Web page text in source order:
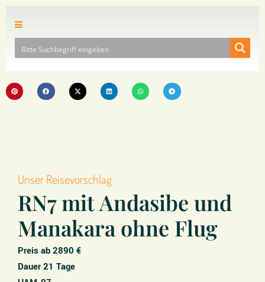
Unser Reisevorschlag
RN7 mit Andasibe und
Manakara ohne Flug
Preis ab 2890 €
Dauer 21 Tage